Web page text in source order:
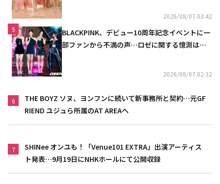
2026/08/07 03:42
5
BLACKPINK、デビュー10周年記念イベントに一
部ファンから不満の声…ロゼに関する憶測は否
2026/08/07 02:32
6
THE BOYZ ソヌ、ヨンフンに続いて新事務所と契約…元GF
RIEND ユジュら所属のAT AREAへ
7
SHINee オンユも！「Venue101 EXTRA」出演アーティス
ト発表…9月19日にNHKホールにて公開収録